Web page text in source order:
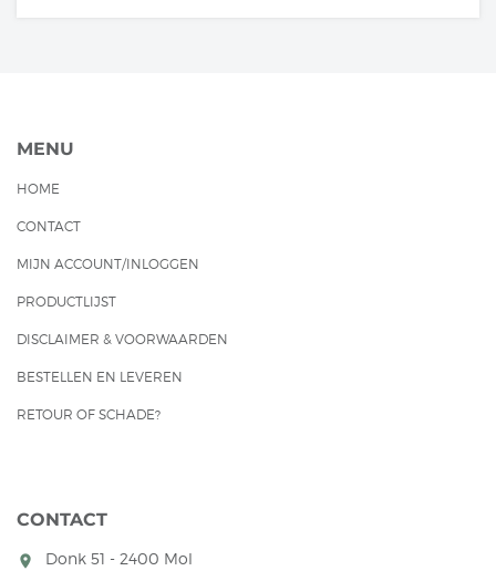
MENU
HOME
CONTACT
MIJN ACCOUNT/INLOGGEN
PRODUCTLIJST
DISCLAIMER & VOORWAARDEN
BESTELLEN EN LEVEREN
RETOUR OF SCHADE?
CONTACT
room Donk 51 - 2400 Mol